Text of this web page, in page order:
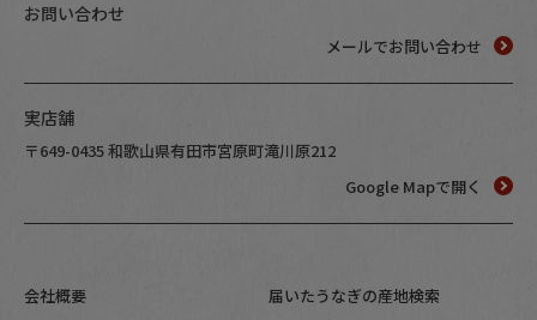
お問い合わせ
メールでお問い合わせ
実店舗
〒649-0435 和歌山県有田市宮原町滝川原212
Google Mapで開く
会社概要 届いたうなぎの産地検索